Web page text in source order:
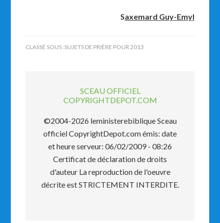
Saxemard Guy-Emyl
CLASSÉ SOUS :SUJETS DE PRIÈRE POUR 2013
SCEAU OFFICIEL
COPYRIGHTDEPOT.COM
©2004-2026 leministerebiblique Sceau
officiel CopyrightDepot.com émis: date
et heure serveur: 06/02/2009 - 08:26
Certificat de déclaration de droits
d'auteur La reproduction de l'oeuvre
décrite est STRICTEMENT INTERDITE.